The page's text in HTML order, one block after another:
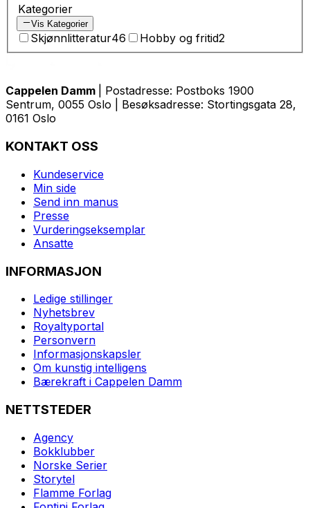
Kategorier
Vis Kategorier
Skjønnlitteratur46 Hobby og fritid2
Cappelen Damm
| Postadresse: Postboks 1900
Sentrum, 0055 Oslo | Besøksadresse: Stortingsgata 28,
0161 Oslo
KONTAKT OSS
Kundeservice
Min side
Send inn manus
Presse
Vurderingseksemplar
Ansatte
INFORMASJON
Ledige stillinger
Nyhetsbrev
Royaltyportal
Personvern
Informasjonskapsler
Om kunstig intelligens
Bærekraft i Cappelen Damm
NETTSTEDER
Agency
Bokklubber
Norske Serier
Storytel
Flamme Forlag